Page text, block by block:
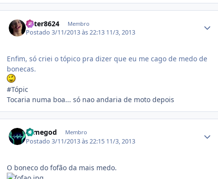
Peter8624 Membro
Postado3/11/2013 às 22:13 11/3, 2013
Enfim, só criei o tópico pra dizer que eu me cago de medo de
bonecas.
#Tópic
Tocaria numa boa... só nao andaria de moto depois
tomegod Membro
Postado3/11/2013 às 22:15 11/3, 2013
O boneco do fofão da mais medo.